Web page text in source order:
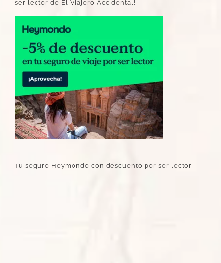
ser lector de El Viajero Accidental!
Tu seguro Heymondo con descuento por ser lector